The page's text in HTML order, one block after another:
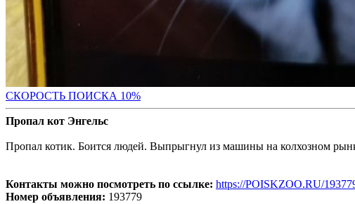
СКОРОСТЬ ПОИСКА 10%
Пропал кот Энгельс
Пропал котик. Боится людей. Выпрыгнул из машины на колхозном
Контакты можно посмотреть по ссылке: https://POISKZOO.RU/
Номер объявления: 193779